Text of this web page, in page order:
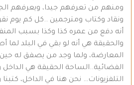
ومنهم من تعرفهم جيدا، ويعرفهم
ونقاد وكتاب ومترجمين ..كل كم يوم
أنه دفع من عمره كذا وكذا بسبب
والحقيقة هي أنه لو بقي في البلد
المعارضة، ولما وجد من يصفق له
الفضائية..الساحة الحقيقة هي
التلفزيونات… نحن هنا في الداخل، كتبنا